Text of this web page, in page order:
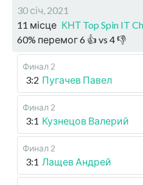
30 січ, 2021
11 місце КНТ Top Spin IT
60% перемог6 👍 vs 4👎
Финал 2
3:2 Пугачев Павел
Финал 2
3:1 Кузнецов Валерий
Финал 2
3:1 Лащев Андрей